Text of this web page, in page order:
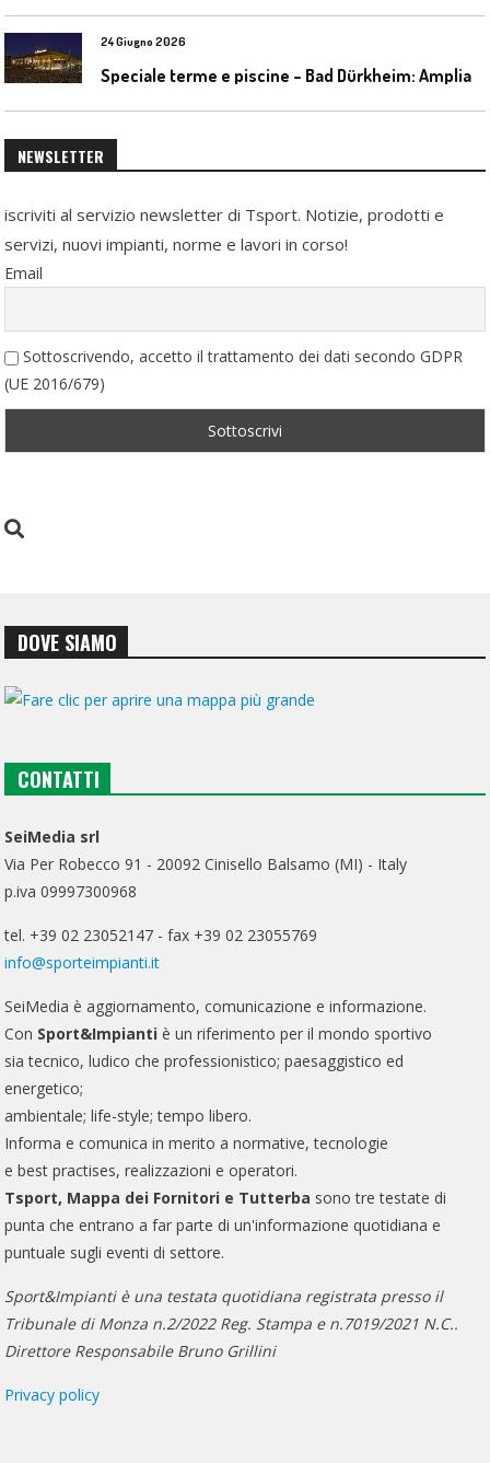
24 Giugno 2026
NEWSLETTER
iscriviti al servizio newsletter di Tsport. Notizie, prodotti e
servizi, nuovi impianti, norme e lavori in corso!
Email
Sottoscrivendo, accetto il trattamento dei dati secondo GDPR
(UE 2016/679)
DOVE SIAMO
CONTATTI
SeiMedia srl
Via Per Robecco 91 - 20092 Cinisello Balsamo (MI) - Italy
p.iva 09997300968
tel. +39 02 23052147 - fax +39 02 23055769
info@sporteimpianti.it
SeiMedia è aggiornamento, comunicazione e informazione.
Con Sport&Impianti è un riferimento per il mondo sportivo
sia tecnico, ludico che professionistico; paesaggistico ed
energetico;
ambientale; life-style; tempo libero.
Informa e comunica in merito a normative, tecnologie
e best practises, realizzazioni e operatori.
Tsport, Mappa dei Fornitori e Tutterba sono tre testate di
punta che entrano a far parte di un'informazione quotidiana e
puntuale sugli eventi di settore.
Sport&Impianti è una testata quotidiana registrata presso il
Tribunale di Monza n.2/2022 Reg. Stampa e n.7019/2021 N.C..
Direttore Responsabile Bruno Grillini
Privacy policy